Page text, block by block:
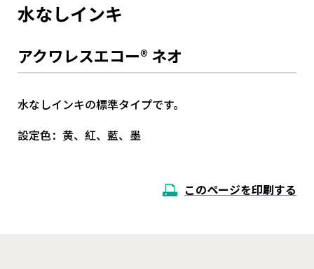
水なしインキ
アクワレスエコー® ネオ
水なしインキの標準タイプです。
設定色：黄、紅、藍、墨
このページを印刷する